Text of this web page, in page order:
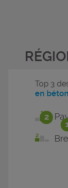
2
Top 3
en béton